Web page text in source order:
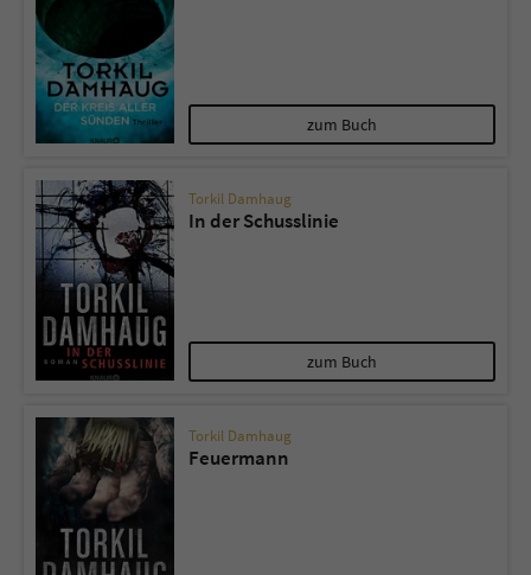
zum Buch
Torkil Damhaug
In der Schusslinie
zum Buch
Torkil Damhaug
Feuermann
Name tx_pwcomments_ahash
Anbieter Literatur-Couch Medien GmbH & Co. KG
Zweck Cookie für Kommentare einzelner Buchtitel
fe_typo_user
Anbieter Literatur-Couch Medien GmbH & Co. KG
Zweck
Dieses Cookie gewährleistet die
Kommunikation der Webseite mit dem
überprüfen.